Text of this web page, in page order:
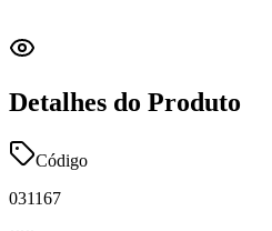
Detalhes do Produto
Código
031167